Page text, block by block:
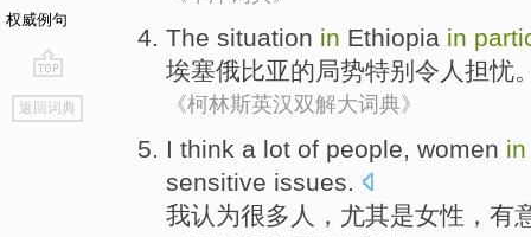
权威例句
go
top
返回词典
The situation in Ethiopia in
埃塞俄比亚的局势特别 令人 担忧
《柯林斯英汉双解大词典》
I think a lot of people, women
sensitive issues.
我认为很多 人 ， 尤其是女性 ，有